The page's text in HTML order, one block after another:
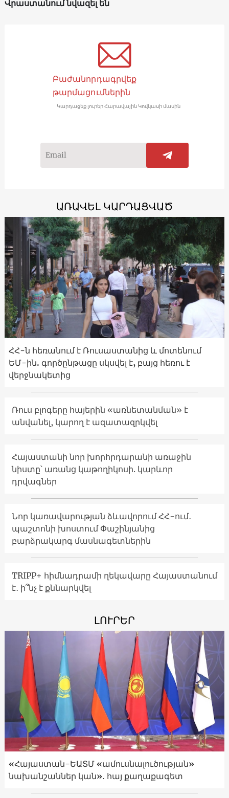
Վրաստանում նվազել են
Բաժանորդագրվեք
թարմացումներին
Կարդացեք լուրեր Հարավային Կովկասի մասին
ԱՌԱՎԵԼ ԿԱՐԴԱՑՎԱԾ
ՀՀ-ն հեռանում է Ռուսաստանից և մոտենում
ԵՄ-ին. գործընթացը սկսվել է, բայց հեռու է
վերջնակետից
Ռուս բլոգերը հայերին «առնետանման» է
անվանել, կարող է ազատազրկվել
Հայաստանի նոր խորհրդարանի առաջին
նիստը՝ առանց կաթողիկոսի. կարևոր
դրվագներ
Նոր կառավարության ձևավորում ՀՀ-ում․
պաշտոնի խոստում Փաշինյանից
բարձրակարգ մասնագետներին
TRIPP+ հիմնադրամի ղեկավարը Հայաստանում
է․ ի՞նչ է քննարկվել
ԼՈՒՐԵՐ
«Հայաստան-ԵԱՏՄ «ամուսնալուծության»
նախանշաններ կան»․ հայ քաղաքագետ